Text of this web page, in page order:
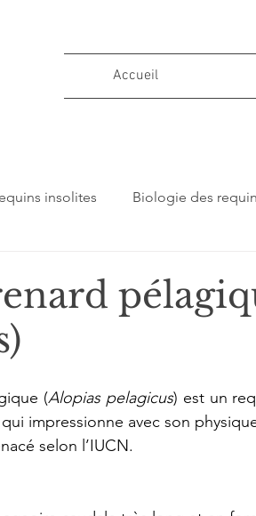
Accueil
insolites Biologie des
(Alopias pelagicus) est un
impressionne avec son
selon l’IUCN.